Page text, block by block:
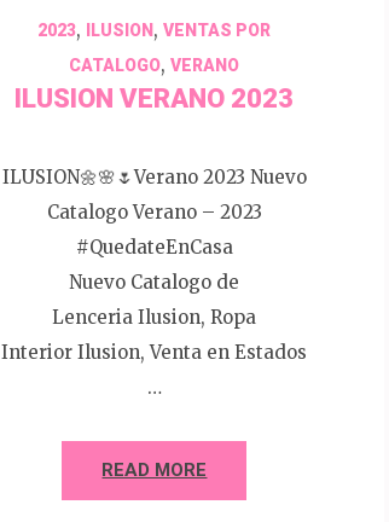
2023, ILUSION ,VENTAS POR
CATALOGO,VERANO
ILUSION VERANO 2023
ILUSION🌼🌸🌷Verano 2023 Nuevo
Catalogo Verano – 2023
#QuedateEnCasa
Nuevo Catalogo de
Lenceria Ilusion, Ropa
Interior Ilusion, Venta en Estados
…
READ MORE